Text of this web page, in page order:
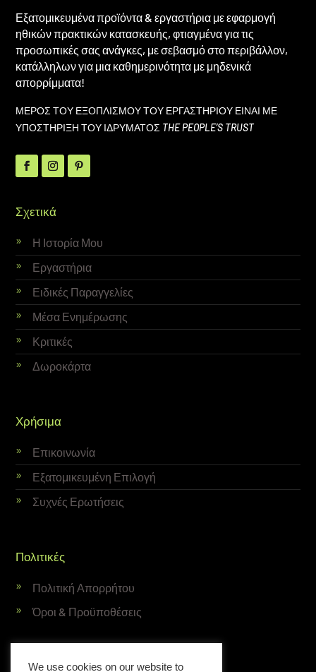
Εξατομικευμένα προϊόντα & εργαστήρια με εφαρμογή
ηθικών πρακτικών κατασκευής, φτιαγμένα για τις
προσωπικές σας ανάγκες, με σεβασμό στο περιβάλλον,
κατάλληλων για μια καθημερινότητα με μηδενικά
απορρίμματα!
ΜΕΡΟΣ ΤΟΥ ΕΞΟΠΛΙΣΜΟΥ ΤΟΥ ΕΡΓΑΣΤΗΡΙΟΥ ΕΙΝΑΙ ΜΕ
ΥΠΟΣΤΗΡΙΞΗ ΤΟΥ ΙΔΡΥΜΑΤΟΣ THE PEOPLE’S TRUST
Σχετικά
Η Ιστορία Μου
Εργαστήρια
Ειδικές Παραγγελίες
Μέσα Ενημέρωσης
Κριτικές
Δωροκάρτα
Χρήσιμα
Επικοινωνία
Εξατομικευμένη Επιλογή
Συχνές Ερωτήσεις
Πολιτικές
Πολιτική Απορρήτου
Όροι & Προϋποθέσεις
We use cookies on our website to